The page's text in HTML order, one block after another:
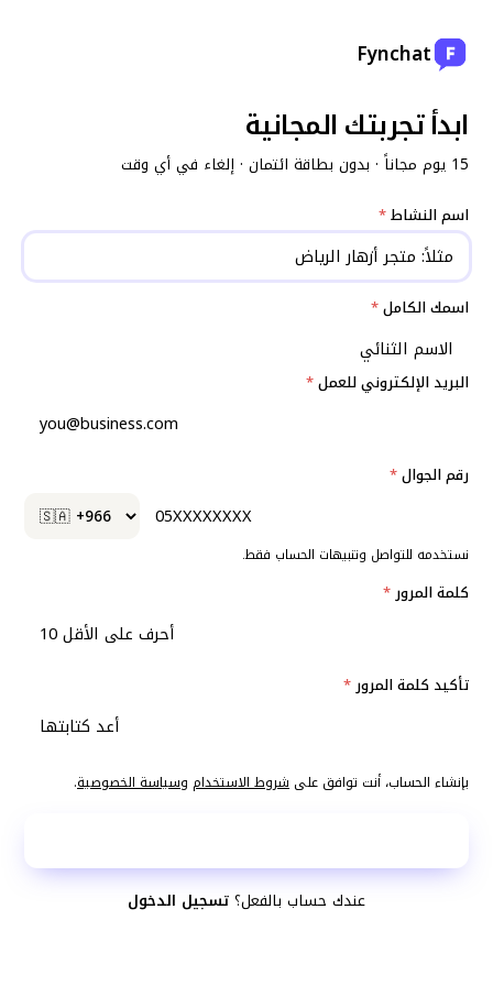
Fynchat
ابدأ تجربتك المجانية
15 يوم مجاناً · بدون بطاقة ائتمان · إلغاء في أي وقت
اسم النشاط*
اسمك الكامل*
البريد الإلكتروني للعمل*
رقم الجوال*
نستخدمه للتواصل وتنبيهات الحساب فقط.
كلمة المرور*
تأكيد كلمة المرور*
بإنشاء الحساب، أنت توافق على شروط الاستخدام وسياسة الخصوصية.
عندك حساب بالفعل؟ تسجيل الدخول